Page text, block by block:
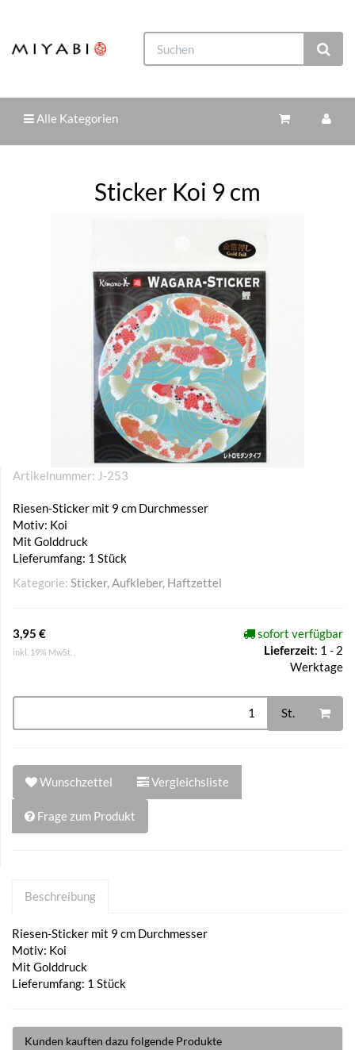
Alle Kategorien
Sticker Koi 9 cm
Artikelnummer: J-253
Riesen-Sticker mit 9 cm Durchmesser
Motiv: Koi
Mit Golddruck
Lieferumfang: 1 Stück
Kategorie: Sticker, Aufkleber, Haftzettel
3,95 €
inkl. 19% MwSt. ,
sofort verfügbar
Lieferzeit: 1 - 2
Werktage
St.
Wunschzettel Vergleichsliste
Frage zum Produkt
Beschreibung
Riesen-Sticker mit 9 cm Durchmesser
Motiv: Koi
Mit Golddruck
Lieferumfang: 1 Stück
Kunden kauften dazu folgende Produkte